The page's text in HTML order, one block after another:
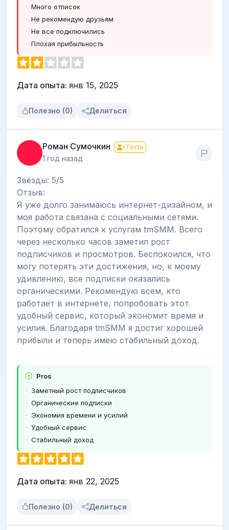
Много отписок
Не рекомендую друзьям
Не все подключились
Плохая прибыльность
Дата опыта: янв 15, 2025
Полезно (0) Делиться
Роман Сумочкин Гость
1 год назад
Звёзды: 5/5
Отзыв:
Я уже долго занимаюсь интернет-дизайном, и
моя работа связана с социальными сетями.
Поэтому обратился к услугам tmSMM. Всего
через несколько часов заметил рост
подписчиков и просмотров. Беспокоился, что
могу потерять эти достижения, но, к моему
удивлению, все подписки оказались
органическими. Рекомендую всем, кто
работает в интернете, попробовать этот
удобный сервис, который экономит время и
усилия. Благодаря tmSMM я достиг хорошей
прибыли и теперь имею стабильный доход.
Pros
Заметный рост подписчиков
Органические подписки
Экономия времени и усилий
Удобный сервис
Стабильный доход
Дата опыта: янв 22, 2025
Полезно (0) Делиться